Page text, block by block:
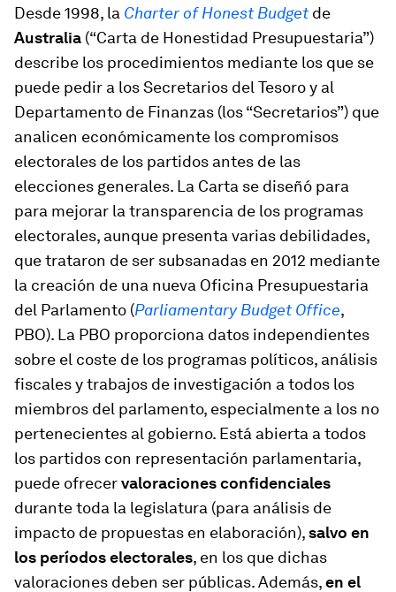
Desde 1998, la Charter of Honest Budgetde
Australia (“Carta de Honestidad Presupuestaria”)
describe los procedimientos mediante los que se
puede pedir a los Secretarios del Tesoro y al
Departamento de Finanzas (los “Secretarios”) que
analicen económicamente los compromisos
electorales de los partidos antes de las
elecciones generales. La Carta se diseñó para
para mejorar la transparencia de los programas
electorales, aunque presenta varias debilidades,
que trataron de ser subsanadas en 2012 mediante
la creación de una nueva Oficina Presupuestaria
del Parlamento (Parliamentary Budget Office,
PBO). La PBO proporciona datos independientes
sobre el coste de los programas políticos, análisis
fiscales y trabajos de investigación a todos los
miembros del parlamento, especialmente a los no
pertenecientes al gobierno. Está abierta a todos
los partidos con representación parlamentaria,
puede ofrecervaloraciones confidenciales
durante toda la legislatura (para análisis de
impacto de propuestas en elaboración),salvo en
los períodos electorales, en los que dichas
valoraciones deben ser públicas. Además,en el